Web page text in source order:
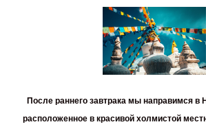
После раннего завтрака мы направимся в
расположенное в красивой холмистой